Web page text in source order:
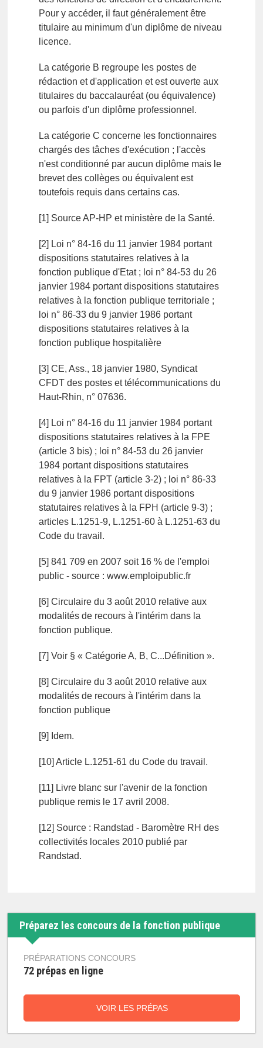
Pour y accéder, il faut généralement être
titulaire au minimum d'un diplôme de niveau
licence.
La catégorie B regroupe les postes de
rédaction et d'application et est ouverte aux
titulaires du baccalauréat (ou équivalence)
ou parfois d'un diplôme professionnel.
La catégorie C concerne les fonctionnaires
chargés des tâches d'exécution ; l'accès
n'est conditionné par aucun diplôme mais le
brevet des collèges ou équivalent est
toutefois requis dans certains cas.
[1] Source AP-HP et ministère de la Santé.
[2] Loi n° 84-16 du 11 janvier 1984 portant
dispositions statutaires relatives à la
fonction publique d'Etat ; loi n° 84-53 du 26
janvier 1984 portant dispositions statutaires
relatives à la fonction publique territoriale ;
loi n° 86-33 du 9 janvier 1986 portant
dispositions statutaires relatives à la
fonction publique hospitalière
[3] CE, Ass., 18 janvier 1980, Syndicat
CFDT des postes et télécommunications du
Haut-Rhin, n° 07636.
[4] Loi n° 84-16 du 11 janvier 1984 portant
dispositions statutaires relatives à la FPE
(article 3 bis) ; loi n° 84-53 du 26 janvier
1984 portant dispositions statutaires
relatives à la FPT (article 3-2) ; loi n° 86-33
du 9 janvier 1986 portant dispositions
statutaires relatives à la FPH (article 9-3) ;
articles L.1251-9, L.1251-60 à L.1251-63 du
Code du travail.
[5] 841 709 en 2007 soit 16 % de l'emploi
public - source : www.emploipublic.fr
[6] Circulaire du 3 août 2010 relative aux
modalités de recours à l'intérim dans la
fonction publique.
[7] Voir § « Catégorie A, B, C...Définition ».
[8] Circulaire du 3 août 2010 relative aux
modalités de recours à l'intérim dans la
fonction publique
[9] Idem.
[10] Article L.1251-61 du Code du travail.
[11] Livre blanc sur l'avenir de la fonction
publique remis le 17 avril 2008.
[12] Source : Randstad - Baromètre RH des
collectivités locales 2010 publié par
Randstad.
Préparez les concours de la fonction publique
PRÉPARATIONS CONCOURS
72 prépas en ligne
VOIR LES PRÉPAS